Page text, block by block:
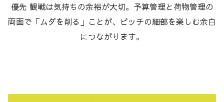
優先 観戦は気持ちの余裕が大切。予算管理と荷物管理の
両面で「ムダを削る」ことが、ピッチの細部を楽しむ余白
につながります。